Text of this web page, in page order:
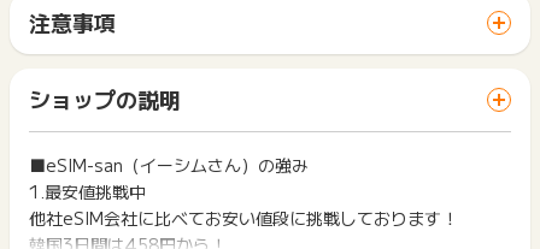
※ポイントに関するお問い合わせは、
ポイントタウンのサポート
までお問い合わせください。ポイントについて、広告主に直接
お問い合わせをした場合、ポイント獲得対象外となる場合がご
ざいます。
サイトに移動してからお申し込みやお買い物が完了するまでの
間に、同じブラウザ（※）で他のサイトに移動した場合はポイン
ト獲得ができません。
「 サイトへ行ってポイントGET 」ボタンを押した時とサービ
ス・お買い物利用時で、デバイス・ブラウザが異なる場合はポ
イント獲得ができません。
2回以上同じお買い物・サービスをご利用される場合は、毎回
ポイントタウンに戻り、「 サイトへ行ってポイントGET 」ボ
タンを押してからご利用ください。
注意事項
一部のサービスにつきましては、1商品につき10円単位の金額
は切り捨てとなります。
ポイント獲得が1ポイント未満のものは切り捨てとなり、ポイ
ント履歴には記載されません。
原則として広告主側のポイント等を利用して支払われた金額分
につきましては、ポイントタウンのポイント獲得の対象には含
まれません。
ショップの説明
■eSIM-san（イーシムさん）の強み
1.最安値挑戦中
他社eSIM会社に比べてお安い値段に挑戦しております！
韓国3日間は458円から！